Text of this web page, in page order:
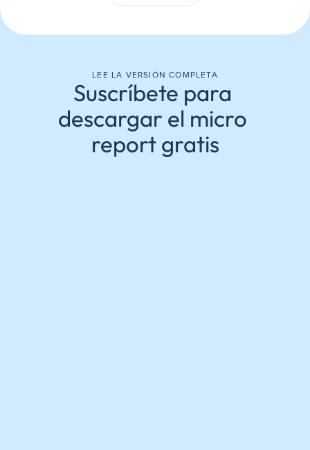
LEE LA VERSIÓN COMPLETA
Suscríbete para
descargar el micro
report gratis